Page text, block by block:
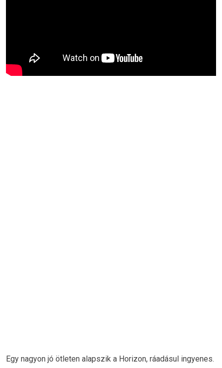
Egy nagyon jó ötleten alapszik a Horizon, ráadásul ingyenes.